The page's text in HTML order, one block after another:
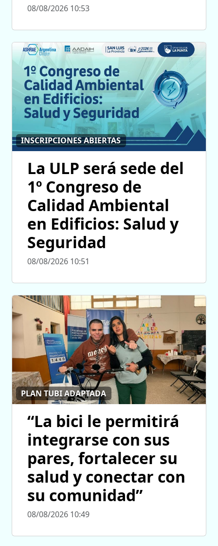
08/08/2026 10:53
INSCRIPCIONES ABIERTAS
La ULP será sede del
1º Congreso de
Calidad Ambiental
en Edificios: Salud y
Seguridad
08/08/2026 10:51
PLAN TUBI ADAPTADA
“La bici le permitirá
integrarse con sus
pares, fortalecer su
salud y conectar con
su comunidad”
08/08/2026 10:49